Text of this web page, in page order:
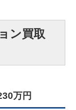
ン買取
万円